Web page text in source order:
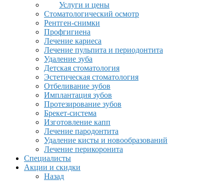
Услуги и цены
Стоматологический осмотр
Рентген-снимки
Профгигиена
Лечение кариеса
Лечение пульпита и периодонтита
Удаление зуба
Детская стоматология
Эстетическая стоматология
Отбеливание зубов
Имплантация зубов
Протезирование зубов
Брекет-система
Изготовление капп
Лечение пародонтита
Удаление кисты и новообразований
Лечение перикоронита
Специалисты
Акции и скидки
Назад